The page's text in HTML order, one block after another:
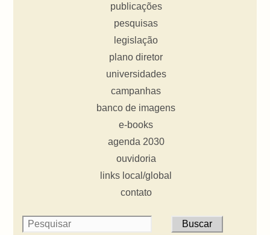
publicações
pesquisas
legislação
plano diretor
universidades
campanhas
banco de imagens
e-books
agenda 2030
ouvidoria
links local/global
contato